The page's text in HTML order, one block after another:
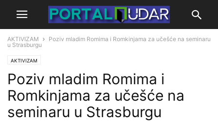
AKTIVIZAM
Poziv mladim Romima i Romkinjama za učešće na seminaru
u Strasburgu
AKTIVIZAM
Poziv mladim Romima i
Romkinjama za učešće na
seminaru u Strasburgu